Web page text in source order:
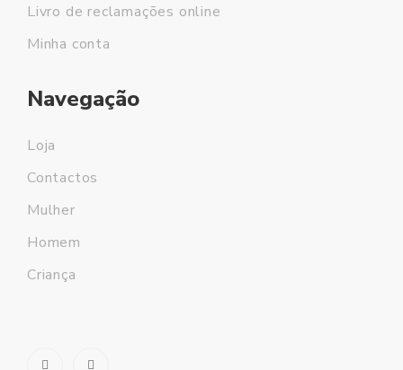
Livro de reclamações online
Minha conta
Navegação
Loja
Contactos
Mulher
Homem
Criança